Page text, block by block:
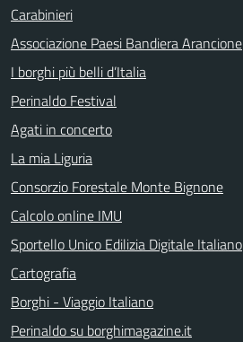
Carabinieri
Associazione Paesi Bandiera Arancione
I borghi più belli d’Italia
Perinaldo Festival
Agati in concerto
La mia Liguria
Consorzio Forestale Monte Bignone
Calcolo online IMU
Sportello Unico Edilizia Digitale Italiano
Cartografia
Borghi - Viaggio Italiano
Perinaldo su borghimagazine.it